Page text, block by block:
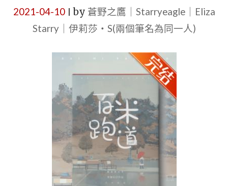
2021-04-10| by 蒼野之鷹｜Starryeagle｜Eliza
Starry｜伊莉莎・S(兩個筆名為同一人)